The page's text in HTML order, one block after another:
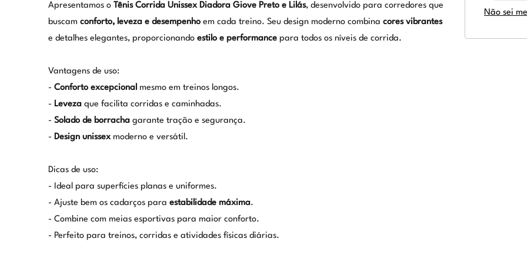
Apresentamos o Tênis Corrida Unissex Diadora Giove Preto e Lilás, desenvolvido para corredores que
buscam conforto, leveza e desempenhoem cada treino. Seu design moderno combina cores vibrantes
e detalhes elegantes, proporcionando estilo e performancepara todos os níveis de corrida.
Vantagens de uso:
- Conforto excepcional mesmo em treinos longos.
- Levezaque facilita corridas e caminhadas.
- Solado de borrachagarante tração e segurança.
- Design unissexmoderno e versátil.
Dicas de uso:
- Ideal para superfícies planas e uniformes.
- Ajuste bem os cadarços para estabilidade máxima.
- Combine com meias esportivas para maior conforto.
- Perfeito para treinos, corridas e atividades físicas diárias.
Não sei